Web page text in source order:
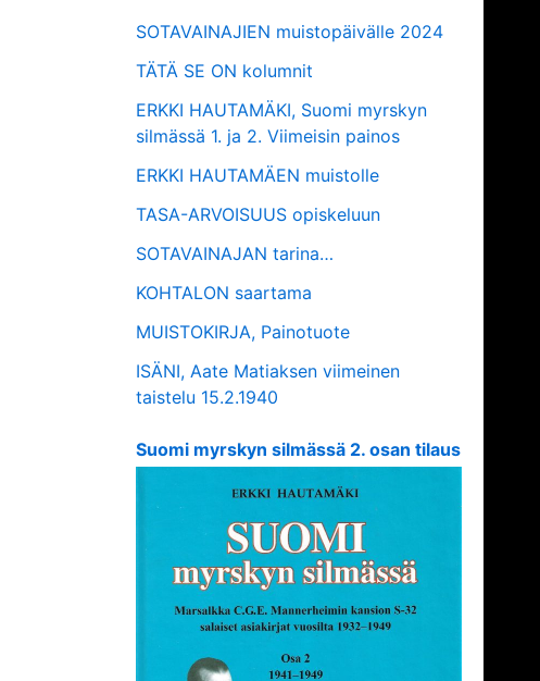
SOTAVAINAJIEN muistopäivälle 2024
TÄTÄ SE ON kolumnit
ERKKI HAUTAMÄKI, Suomi myrskyn
silmässä 1. ja 2. Viimeisin painos
ERKKI HAUTAMÄEN muistolle
TASA-ARVOISUUS opiskeluun
SOTAVAINAJAN tarina…
KOHTALON saartama
MUISTOKIRJA, Painotuote
ISÄNI, Aate Matiaksen viimeinen
taistelu 15.2.1940
Suomi myrskyn silmässä 2. osan tilaus